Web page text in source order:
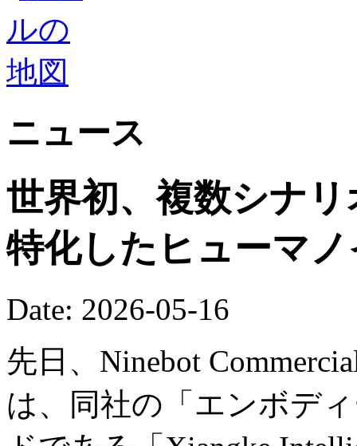
ニュース
世界初、複数シナ
特化したヒューマ
Date: 2026-05-16
先日、Ninebot
は、同社の「エンボデ